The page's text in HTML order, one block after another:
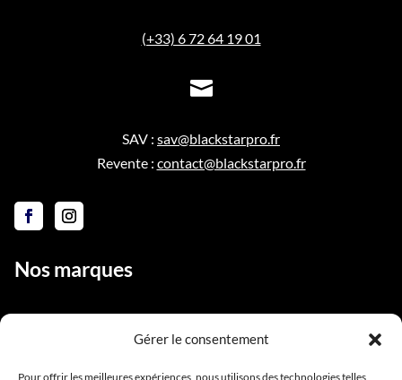
Gérer le consentement
Pour offrir les meilleures expériences, nous utilisons des technologies telles
(+33) 6 72 64 19 01

SAV : sav@blackstarpro.fr
Revente : contact@blackstarpro.fr
Nos marques